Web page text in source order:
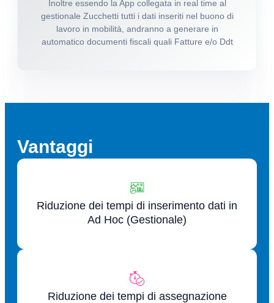
Inoltre essendo la App collegata in real time al
gestionale Zucchetti tutti i dati inseriti nel buono di
lavoro in mobilità, andranno a generare in
automatico documenti fiscali quali Fatture e/o Ddt
Vantaggi
Riduzione dei tempi di inserimento dati in
Ad Hoc (Gestionale)
Riduzione dei tempi di assegnazione